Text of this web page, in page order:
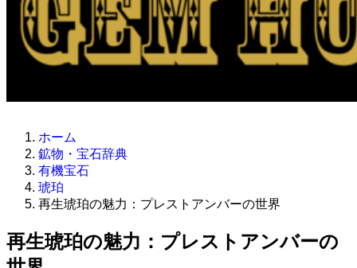
ホーム
鉱物・宝石辞典
有機宝石
琥珀
再生琥珀の魅力：プレストアンバーの世界
再生琥珀の魅力：プレストアンバーの